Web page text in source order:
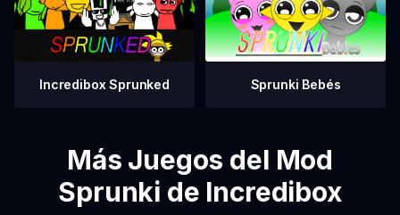
Incredibox Sprunked Sprunki Bebés
Más Juegos del Mod
Sprunki de Incredibox